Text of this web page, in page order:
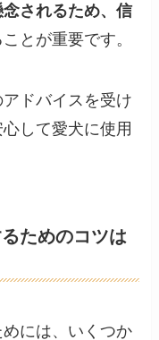
されるため、信
とが重要です。
ドバイスを受け
して愛犬に使用
ためのコツは
には、いくつか